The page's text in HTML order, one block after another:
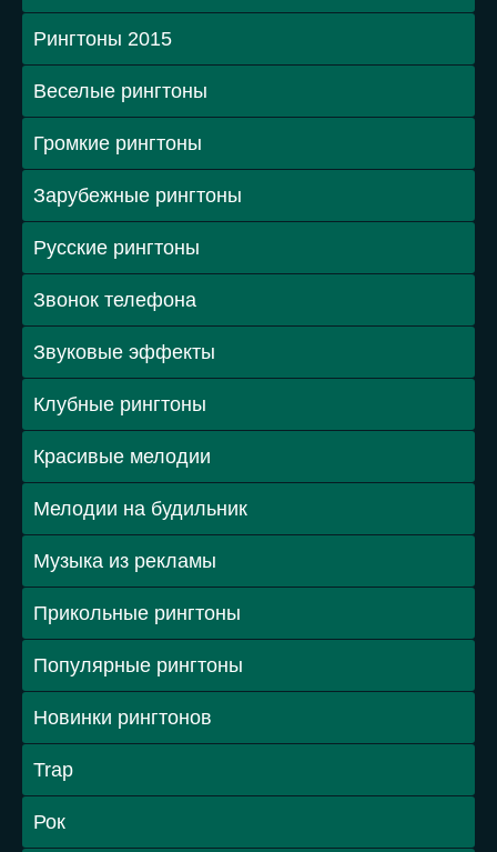
Рингтоны 2015
Веселые рингтоны
Громкие рингтоны
Зарубежные рингтоны
Русские рингтоны
Звонок телефона
Звуковые эффекты
Клубные рингтоны
Красивые мелодии
Мелодии на будильник
Музыка из рекламы
Прикольные рингтоны
Популярные рингтоны
Новинки рингтонов
Trap
Рок